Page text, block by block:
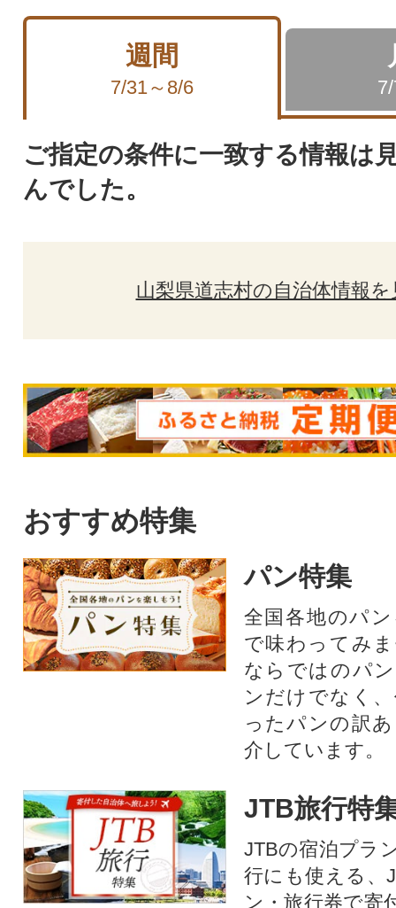
週間
7/31～8/6
ご指定の条件に一致する情報は
んでした。
山梨県道志村の自治体情報を
おすすめ特集
パン特集
全国各地のパ
で味わってみ
ならではのパ
ンだけでなく
ったパンの訳
介しています。
JTB旅行特
JTBの宿泊プラ
行にも使える、
ン・旅行券で寄